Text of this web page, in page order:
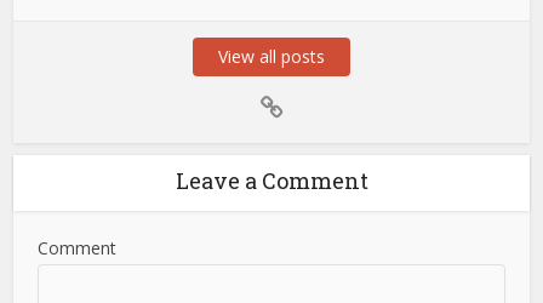
View all posts
Leave a Comment
Comment